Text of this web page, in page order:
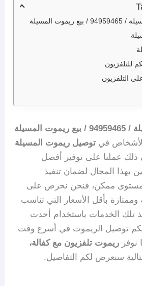
المسيلة
للتلفزيون
التلفزيون
المسيلة
فيتوصيل ريموت المسيلة
ذلك عملنا على توفير أفضل
بهذا المجال لضمان تنفيذ
مستوى ممكن، فنحن نحرص على
بأقل الأسعار التي تناسب
تلك الخدمات باستخدام أحدث
لكم توصيل الريموت في أسرع وقت
نوفرريموت تلفزيون مع كفالة،
سنعرض لكم التفاصيل.